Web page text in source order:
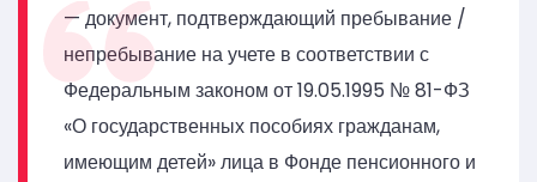
— документ, подтверждающий пребывание /
непребывание на учете в соответствии с
Федеральным законом от 19.05.1995 № 81-ФЗ
«О государственных пособиях гражданам,
имеющим детей» лица в Фонде пенсионного и